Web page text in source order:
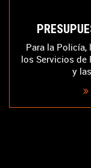
Para la Policía,
los Servicios de
y